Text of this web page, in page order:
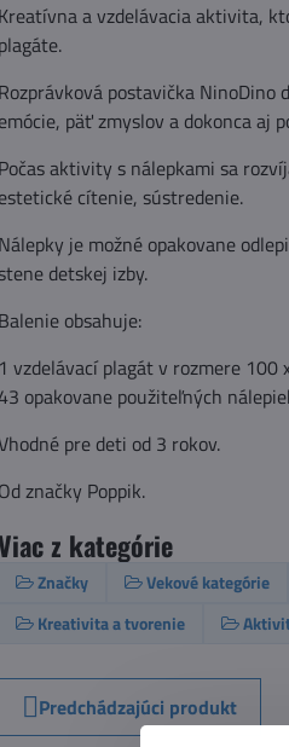
Kreatívna a vzdelávacia aktivita,
plagáte.
Rozprávková postavička
emócie, päť zmyslov a dokonca aj
Počas aktivity s nálepkami sa
estetické cítenie, sústredenie.
Nálepky je možné opakovane
stene detskej izby.
Balenie obsahuje:
1 vzdelávací plagát v rozmere 100
opakovane použiteľných
pre deti od 3 rokov.
Od značky Poppik.
z kategórie
Značky Vekové kategórie
Kreativita a tvorenie
Predchádzajúci produkt